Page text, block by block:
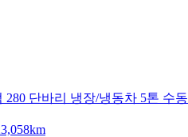
280 단바리 냉장/냉동차 5톤 수동